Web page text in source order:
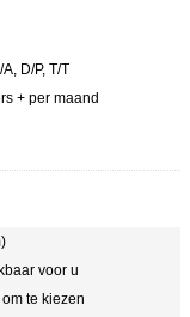
D/P, T/T
+ per maand
voor u
te kiezen